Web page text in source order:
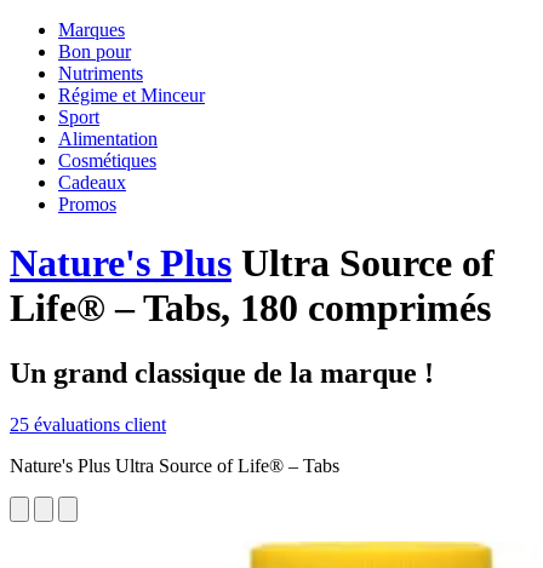
Marques
Bon pour
Nutriments
Régime et Minceur
Sport
Alimentation
Cosmétiques
Cadeaux
Promos
Nature's Plus Ultra Source of
Life® – Tabs, 180 comprimés
Un grand classique de la marque !
25 évaluations client
Nature's Plus Ultra Source of Life® – Tabs